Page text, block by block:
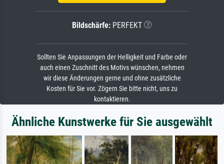
Bildschärfe: PERFEKT
Sollten Sie Anpassungen der Helligkeit und Farbe oder
auch einen Zuschnitt des Motivs wünschen, nehmen
wir diese Änderungen gerne und ohne zusätzliche
Kosten für Sie vor. Zögern Sie bitte nicht, uns zu
kontaktieren.
Ähnliche Kunstwerke für Sie ausgewählt